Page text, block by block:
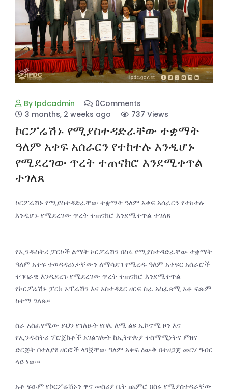
By Ipdcadmin
0Comments
3 months, 2 weeks ago
737 Views
ኮርፖሬሽኑ የሚያስተዳድራቸው ተቋማት
ዓለም አቀፍ አሰራርን የተከተሉ እንዲሆኑ
የሚደረገው ጥረት ተጠናክሮ እንደሚቀጥል
ተገለጸ
ኮርፖሬሽኑ የሚያስተዳድራቸው ተቋማት ዓለም አቀፍ አሰራርን የተከተሉ
እንዲሆኑ የሚደረገው ጥረት ተጠናክሮ እንደሚቀጥል ተገለጸ
የኢንዱስትሪ ፓርኮች ልማት ኮርፖሬሽን በስሩ የሚያስተዳድራቸው ተቋማት
ዓለም አቀፍ ተወዳዳሪነታቸውን ለማሳደግ የሚረዱ ዓለም አቀፍር አሰራሮች
ተግባራዊ እንዲደረጉ የሚደረገው ጥረት ተጠናክሮ እንደሚቀጥል
የኮርፖሬሽኑ ፓርክ ኦፕሬሽን እና አስተዳደር ዘርፍ ስራ አስፈጻሚ አቶ ፍጹም
ከተማ ገለጹ፡፡
ስራ አስፈፃሚው ይህን የገለፁት የቦሌ ለሚ ልዩ ኢኮኖሚ ዞን እና
የኢንዱስትሪ ፕሮጀክቶች አገልግሎት ከኢትዮጵያ ተስማሚነትና ምዘና
ድርጅት በተለያዩ ዘርፎች ላገኟቸው ዓለም አቀፍ ዕውቅ በተዘጋጀ መርሃ ግብር
ላይ ነው።
አቶ ፍፁም የኮርፖሬሽኑን ዋና መስሪያ ቤት ጨምሮ በስሩ የሚያስተዳራቸው